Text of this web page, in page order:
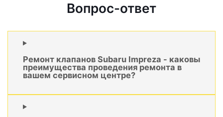
Вопрос-ответ
Ремонт клапанов Subaru Impreza - каковы
преимущества проведения ремонта в
вашем сервисном центре?